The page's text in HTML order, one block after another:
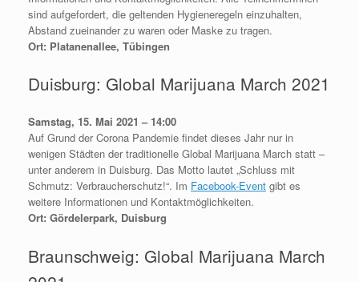
sind aufgefordert, die geltenden Hygieneregeln einzuhalten,
Abstand zueinander zu waren oder Maske zu tragen.
Ort: Platanenallee, Tübingen
Duisburg: Global Marijuana March 2021
Samstag, 15. Mai 2021 – 14:00
Auf Grund der Corona Pandemie findet dieses Jahr nur in
wenigen Städten der traditionelle Global Marijuana March statt –
unter anderem in Duisburg. Das Motto lautet „Schluss mit
Schmutz: Verbraucherschutz!“. Im Facebook-Event gibt es
weitere Informationen und Kontaktmöglichkeiten.
Ort: Gördelerpark, Duisburg
Braunschweig: Global Marijuana March